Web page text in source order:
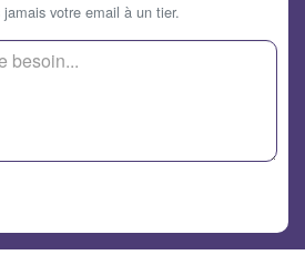
votre email à un tier.